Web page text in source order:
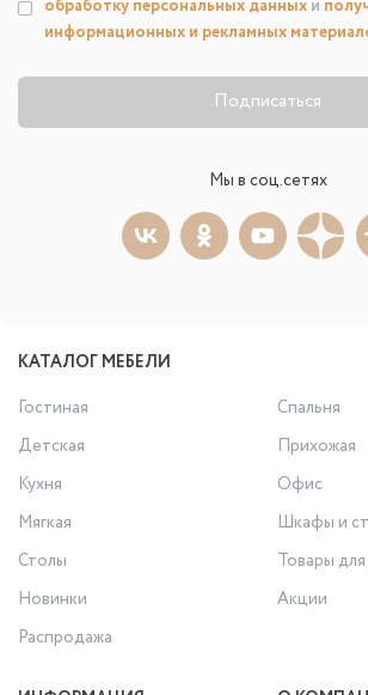
Подписаться
обработку персональных данных и
информационных и рекламных
Мы в соц.сетях
КАТАЛОГ МЕБЕЛИ
Гостиная
Спальня
Детская
Прихожая
Кухня
Офис
Мягкая
Шкафы и
Столы
Товары
Новинки
Акции
Распродажа